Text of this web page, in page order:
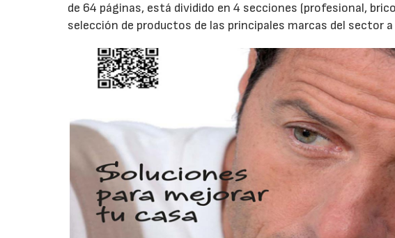
de 64 páginas, está dividido en 4 secciones (profesional,
selección de productos de las principales marcas del sector